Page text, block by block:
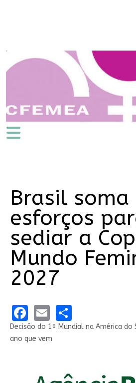
Brasil soma
esforços
sediar a
Mundo
2027
Facebook
EmailShare
Decisão do 1º Mundial na América
ano que vem